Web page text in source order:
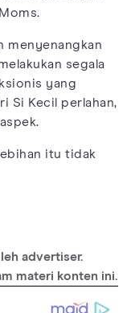
menyenangkan
segala
yang
Si Kecil perlahan,
itu tidak
advertiser.
materi konten ini.